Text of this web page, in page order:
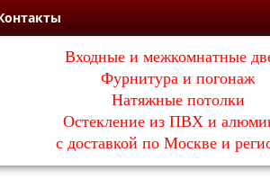
Входные и межкомнатные
Фурнитура и погонаж
Натяжные потолки
Остекление из ПВХ и
с доставкой по Москве и